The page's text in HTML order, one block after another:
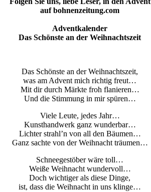
auf bohnenzeitung.com
Adventkalender
Das Schönste an der Weihnachtszeit
Das Schönste an der Weihnachtszeit,
was am Advent mich richtig freut…
Mit dir durch Märkte froh flanieren…
Und die Stimmung in mir spüren…
Viele Leute, jedes Jahr…
Kunsthandwerk ganz wunderbar…
Lichter strahl’n von all den Bäumen…
Ganz sachte von der Weihnacht träumen…
Schneegestöber wäre toll…
Weiße Weihnacht wundervoll…
Doch wichtiger als diese Dinge,
ist, dass die Weihnacht in uns klinge…